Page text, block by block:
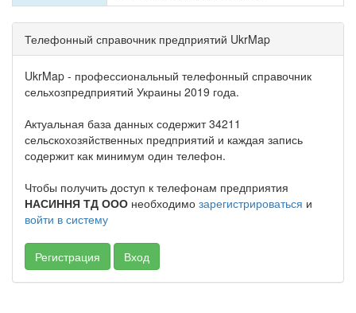
Телефонный справочник предприятий UkrMap
UkrMap - профессиональный телефонный справочник
сельхозпредприятий Украины 2019 года.
Актуальная база данных содержит 34211
сельскохозяйственных предприятий и каждая запись
содержит как минимум один телефон.
Чтобы получить доступ к телефонам предприятия
НАСИННЯ ТД ООО необходимо зарегистрироваться и
войти в систему
Регистрация Вход